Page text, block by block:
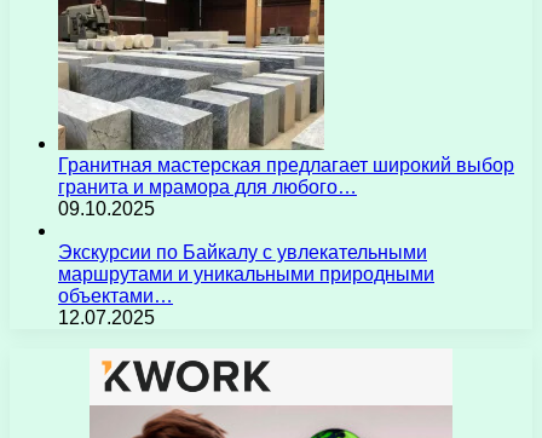
Гранитная мастерская предлагает широкий выбор
гранита и мрамора для любого…
09.10.2025
Экскурсии по Байкалу с увлекательными
маршрутами и уникальными природными
объектами…
12.07.2025